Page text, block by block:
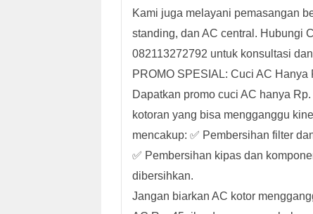
Kami juga melayani pemasangan
standing, dan AC central. Hubungi
082113272792 untuk konsultasi
PROMO SPESIAL: Cuci AC Hanya
Dapatkan promo cuci AC hanya
kotoran yang bisa mengganggu
mencakup: ✅ Pembersihan filter
✅ Pembersihan kipas dan
dibersihkan.
Jangan biarkan AC kotor